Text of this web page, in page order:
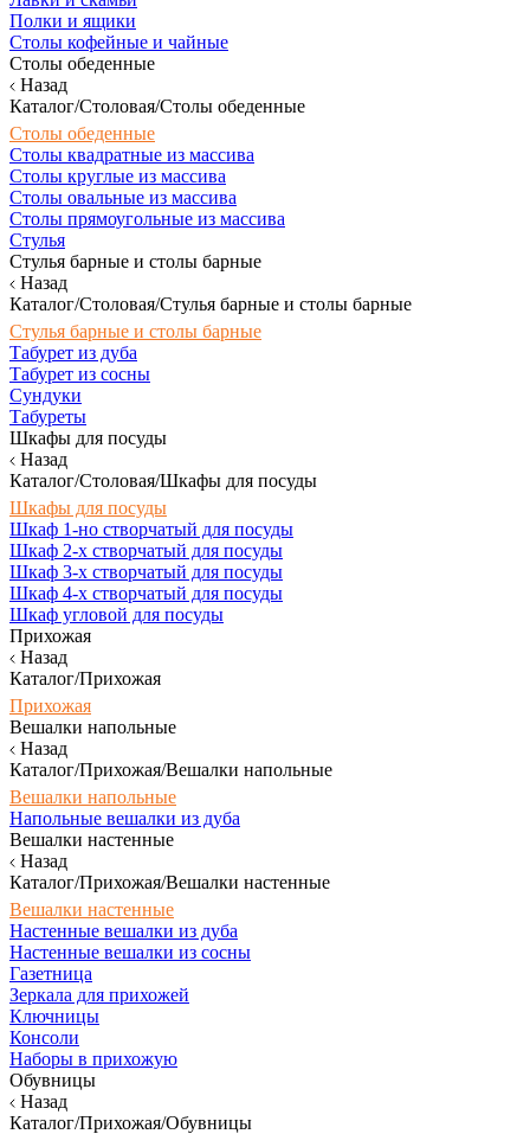
Полки и ящики
Столы кофейные и чайные
Столы обеденные
Назад
Каталог/Столовая/Столы обеденные
Столы обеденные
Столы квадратные из массива
Столы круглые из массива
Столы овальные из массива
Столы прямоугольные из массива
Стулья
Стулья барные и столы барные
Назад
Каталог/Столовая/Стулья барные и столы барные
Стулья барные и столы барные
Табурет из дуба
Табурет из сосны
Сундуки
Табуреты
Шкафы для посуды
Назад
Каталог/Столовая/Шкафы для посуды
Шкафы для посуды
Шкаф 1-но створчатый для посуды
Шкаф 2-х створчатый для посуды
Шкаф 3-х створчатый для посуды
Шкаф 4-х створчатый для посуды
Шкаф угловой для посуды
Прихожая
Назад
Каталог/Прихожая
Прихожая
Вешалки напольные
Назад
Каталог/Прихожая/Вешалки напольные
Вешалки напольные
Напольные вешалки из дуба
Вешалки настенные
Назад
Каталог/Прихожая/Вешалки настенные
Вешалки настенные
Настенные вешалки из дуба
Настенные вешалки из сосны
Газетница
Зеркала для прихожей
Ключницы
Консоли
Наборы в прихожую
Обувницы
Назад
Каталог/Прихожая/Обувницы